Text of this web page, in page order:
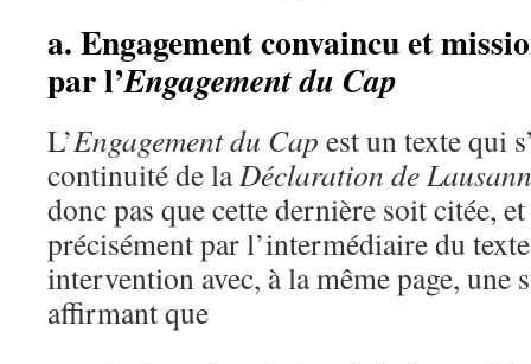
a. Engagement convaincu et
par l’Engagement du Cap
L’Engagement du Cap est un texte qui
continuité de laDéclaration de
donc pas que cette dernière soit citée,
précisément par l’intermédiaire du
intervention avec, à la même page, une
affirmant que